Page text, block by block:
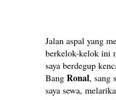
Jalan aspal yang
berkelok-kelok ini
saya berdegup
Bang Ronal, sang
saya sewa,